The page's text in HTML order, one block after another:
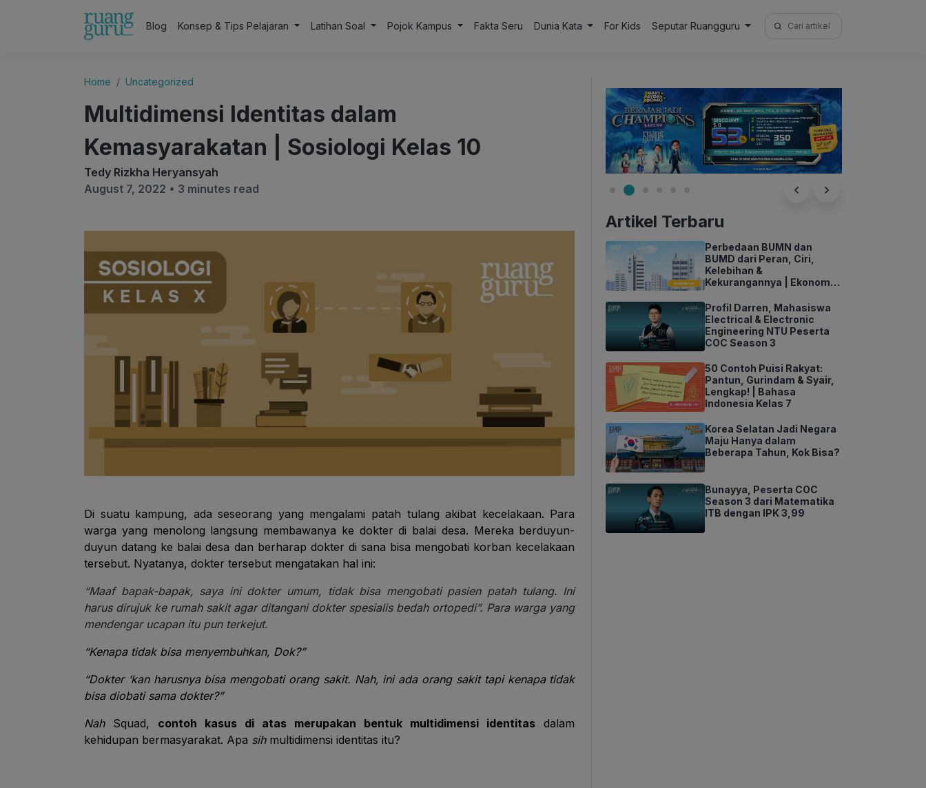
Blog Konsep & Tips Pelajaran Latihan Soal Pojok Kampus Fakta Seru Dunia Kata For Kids Seputar Ruangguru
Search
for:
Home Uncategorized
Multidimensi Identitas dalam
Kemasyarakatan | Sosiologi Kelas 10
Tedy Rizkha Heryansyah
August 7, 2022 • 3 minutes read
Di suatu kampung, ada seseorang yang mengalami patah tulang akibat kecelakaan. Para
warga yang menolong langsung membawanya ke dokter di balai desa. Mereka berduyun-
duyun datang ke balai desa dan berharap dokter di sana bisa mengobati korban kecelakaan
tersebut. Nyatanya, dokter tersebut mengatakan hal ini:
“Maaf bapak-bapak, saya ini dokter umum, tidak bisa mengobati pasien patah tulang. Ini
harus dirujuk ke rumah sakit agar ditangani dokter spesialis bedah ortopedi”. Para warga yang
mendengar ucapan itu pun terkejut.
“Kenapa tidak bisa menyembuhkan, Dok?”
“Dokter ‘kan harusnya bisa mengobati orang sakit. Nah, ini ada orang sakit tapi kenapa tidak
bisa diobati sama dokter?”
NahSquad, contoh kasus di atas merupakan bentuk multidimensi identitas dalam
kehidupan bermasyarakat. Apa sihmultidimensi identitas itu?
Artikel Terbaru
Perbedaan BUMN dan
BUMD dari Peran, Ciri,
Kelebihan &
Kekurangannya | Ekonomi
Profil Darren, Mahasiswa
Electrical & Electronic
Engineering NTU Peserta
COC Season 3
50 Contoh Puisi Rakyat:
Pantun, Gurindam & Syair,
Lengkap! | Bahasa
Indonesia Kelas 7
Korea Selatan Jadi Negara
Maju Hanya dalam
Beberapa Tahun, Kok Bisa?
Bunayya, Peserta COC
Season 3 dari Matematika
ITB dengan IPK 3,99